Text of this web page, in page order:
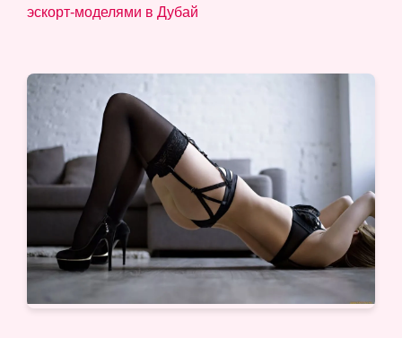
эскорт-моделями в Дубай